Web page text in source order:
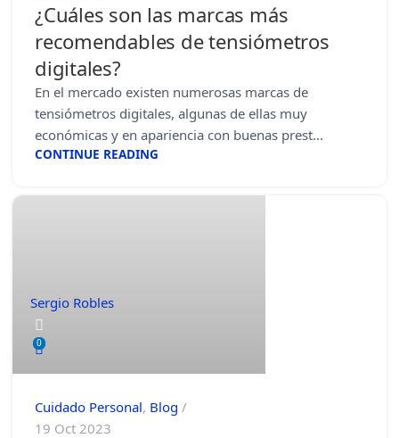
¿Cuáles son las marcas más
recomendables de tensiómetros
digitales?
En el mercado existen numerosas marcas de
tensiómetros digitales, algunas de ellas muy
económicas y en apariencia con buenas prest...
CONTINUE READING
Sergio Robles
0
Cuidado Personal, Blog
19 Oct 2023